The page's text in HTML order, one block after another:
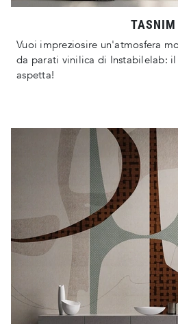
TASNIM
Vuoi impreziosire un'atmosfera
da parati vinilica di Instabilelab:
aspetta!